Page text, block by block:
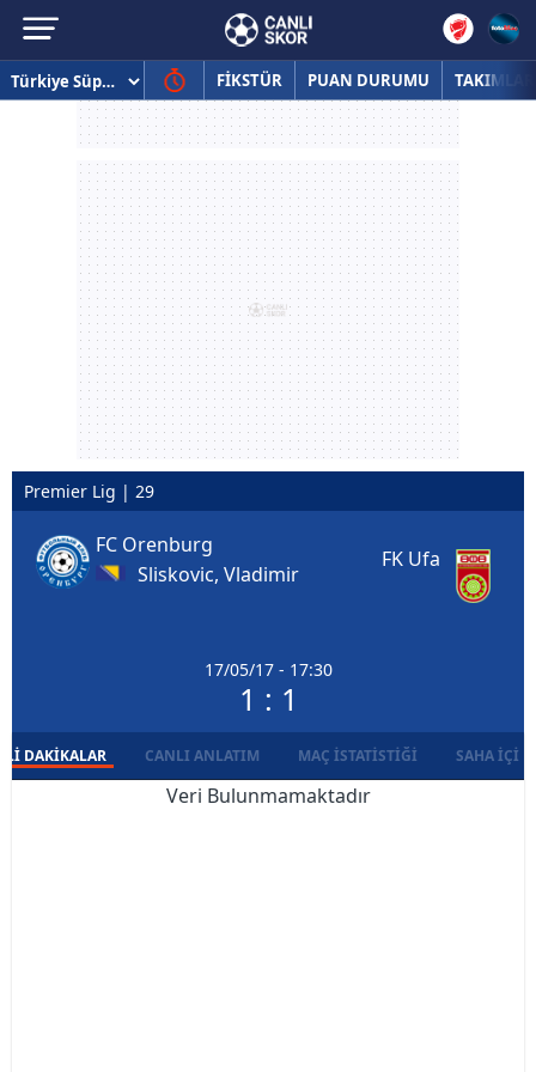
FİKSTÜR PUAN DURUMU TAKIMLAR
Premier Lig | 29
FC Orenburg
Sliskovic, Vladimir
17/05/17 - 17:30
1 : 1
FK Ufa
DAKIKALAR CANLI ANLATIM MAÇ İSTATISTIĞI SAHA İÇI
Veri Bulunmamaktadır